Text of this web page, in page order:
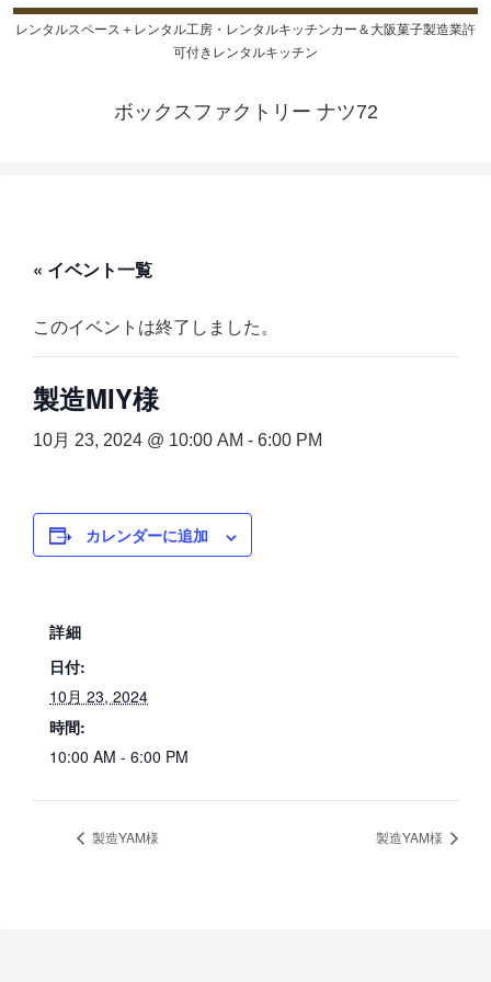
レンタルスペース＋レンタル工房・レンタルキッチンカー＆大阪菓子製造業許
可付きレンタルキッチン
ボックスファクトリー ナツ72
« イベント一覧
このイベントは終了しました。
製造MIY様
10月 23, 2024 @ 10:00 AM - 6:00 PM
カレンダーに追加
詳細
日付:
10月 23, 2024
時間:
10:00 AM - 6:00 PM
製造YAM様 製造YAM様